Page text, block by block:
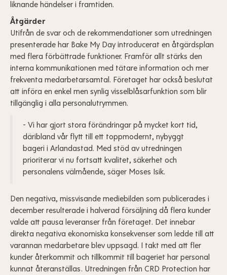
liknande händelser i framtiden.
Åtgärder
Utifrån de svar och de rekommendationer som utredningen
presenterade har Bake My Day introducerat en åtgärdsplan
med flera förbättrade funktioner. Framför allt stärks den
interna kommunikationen med tätare information och mer
frekventa medarbetarsamtal. Företaget har också beslutat
att införa en enkel men synlig visselblåsarfunktion som blir
tillgänglig i alla personalutrymmen.
- Vi har gjort stora förändringar på mycket kort tid,
däribland vår flytt till ett toppmodernt, nybyggt
bageri i Arlandastad. Med stöd av utredningen
prioriterar vi nu fortsatt kvalitet, säkerhet och
personalens välmående, säger Moses Isik.
Den negativa, missvisande mediebilden som publicerades i
december resulterade i halverad försäljning då flera kunder
valde att pausa leveranser från företaget. Det innebar
direkta negativa ekonomiska konsekvenser som ledde till att
varannan medarbetare blev uppsagd. I takt med att fler
kunder återkommit och tillkommit till bageriet har personal
kunnat återanställas. Utredningen från CRD Protection har